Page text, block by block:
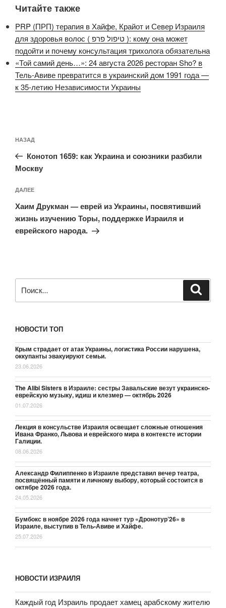
Читайте также
PRP (ПРП) терапия в Хайфе, Крайот и Север Израиля
для здоровья волос ( טיפול פרפ ): кому она может
подойти и почему консультация трихолога обязательна
«Той самий день…»: 24 августа 2026 ресторан Sho? в
Тель-Авиве превратится в украинский дом 1991 года —
к 35-летию Независимости Украины
по
записям
Предыдущая
запись:
НАЗАД
Конотоп 1659: как Украина и союзники разбили
Москву
Следующая
запись
ДАЛЕЕ
Хаим Друкман — еврей из Украины, посвятивший
жизнь изучению Торы, поддержке Израиля и
еврейского народа.
НОВОСТИ ТОП
Крым страдает от атак Украины, логистика России нарушена,
оккупанты эвакуируют семьи.
23.06.2026
The Alibi Sisters в Израиле: сестры Завальские везут украинско-
еврейскую музыку, идиш и клезмер — октябрь 2026
01.07.2026
Лекция в консульстве Израиля освещает сложные отношения
Ивана Франко, Львова и еврейского мира в контексте истории
Галиции.
08.06.2026
Александр Филиппенко в Израиле представил вечер театра,
посвящённый памяти и личному выбору, который состоится в
октябре 2026 года.
24.05.2026
Бумбокс в ноябре 2026 года начнет тур «Дронотур’26» в
Израиле, выступив в Тель-Авиве и Хайфе.
25.07.2026
НОВОСТИ ИЗРАИЛЯ
Каждый год Израиль продает хамец арабскому жителю